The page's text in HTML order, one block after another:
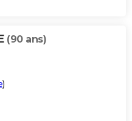
(90 ans)
)